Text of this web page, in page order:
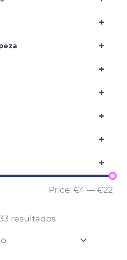
+
+
+
+
+
+
+
Price: €4— €22
resultados